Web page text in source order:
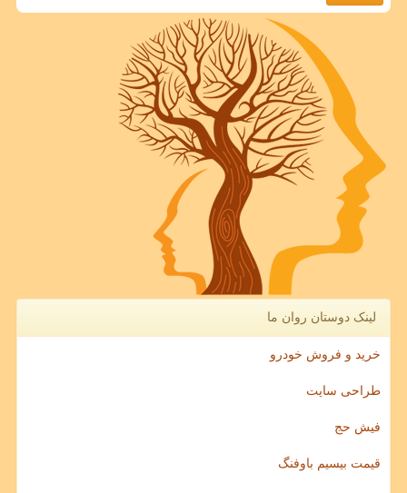
لینک دوستان روان ما
خرید و فروش خودرو
طراحی سایت
فیش حج
قیمت بیسیم باوفنگ